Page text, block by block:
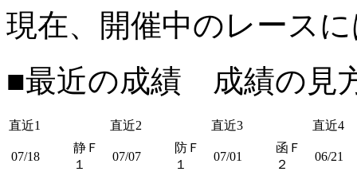
現在、開催中のレース
■最近の成績 成績の見
直近1 直近2 直近3 直近4
07/18
静Ｆ
１
07/07
防Ｆ
１
07/01
函Ｆ
２
06/21